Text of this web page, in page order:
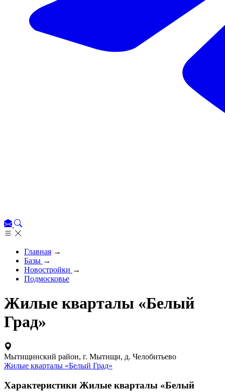
Главная →
Базы →
Новостройки →
Подмосковье
Жилые кварталы «Белый
Град»
Мытищинский район, г. Мытищи, д. Челобитьево
Жилые кварталы «Белый Град»
Характеристики Жилые кварталы «Белый